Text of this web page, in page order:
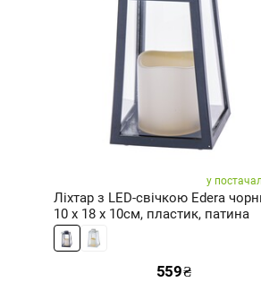
у
Ліхтар з LED-свічкою Edera
10 x 18 x 10см, пластик, патина
559₴